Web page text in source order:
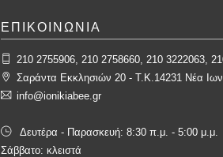
ΕΠΙΚΟΙΝΩΝΙΑ
210 2755906, 210 2758660, 210 3222063,
Σαράντα Εκκλησιών 20 - T.K.14231 Νέα
info@ionikiabee.gr
Δευτέρα - Παρασκευή: 8:30 π.μ. - 5:00 μ.μ.
Σάββατο: κλειστά